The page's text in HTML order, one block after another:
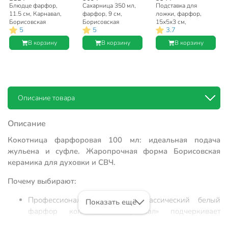
Блюдце фарфор,
11.5 см, Карнавал,
Борисовская
керамика,
ФРФ88813616
5
В корзину
Сахарница 350 мл,
фарфор, 9 см,
Борисовская
керамика, Карнавал,
ФРФ88815116
5
В корзину
Подставка для
ложки, фарфор,
15х5х3 см,
Борисовская
керамика, Карнавал,
ФРФ88805216
3.7
В корзину
Описание товара
Описание
Кокотница фарфоровая 100 мл: идеальная подача
жульена и суфле. Жаропрочная форма Борисовская
керамика для духовки и СВЧ.
Почему выбирают:
Профессиональная подача: классический белый
фарфор коллекции «Карнавал» подчеркивает
Показать ещё